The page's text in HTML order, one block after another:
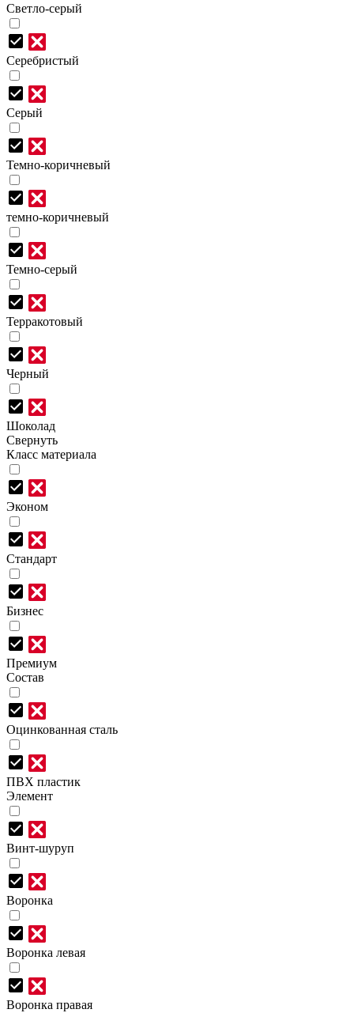
Светло-серый
Серебристый
Серый
Темно-коричневый
темно-коричневый
Темно-серый
Терракотовый
Черный
Шоколад
Свернуть
Класс материала
Эконом
Стандарт
Бизнес
Премиум
Состав
Оцинкованная сталь
ПВХ пластик
Элемент
Винт-шуруп
Воронка
Воронка левая
Воронка правая